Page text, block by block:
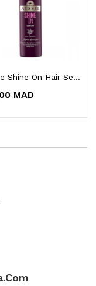
Aussie Shine On Hair Serum With Australian...
MAD